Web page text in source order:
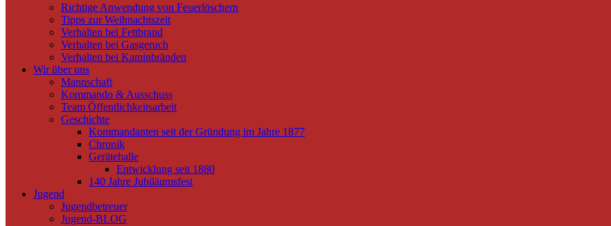
Richtige Anwendung von Feuerlöschern
Tipps zur Weihnachtszeit
Verhalten bei Fettbrand
Verhalten bei Gasgeruch
Verhalten bei Kaminbränden
Wir über uns
Mannschaft
Kommando & Ausschuss
Team Öffentlichkeitsarbeit
Geschichte
Kommandanten seit der Gründung im Jahre 1877
Chronik
Gerätehalle
Entwicklung seit 1880
140 Jahre Jubiläumsfest
Jugend
Jugendbetreuer
Jugend-BLOG